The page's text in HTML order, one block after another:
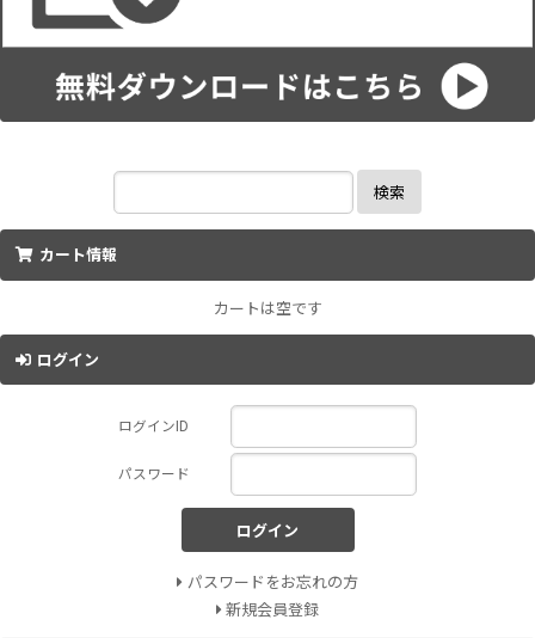
検索
カート情報
カートは空です
ログイン
ログインID
パスワード
ログイン
パスワードをお忘れの方
新規会員登録